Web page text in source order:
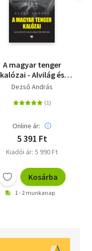
A magyar tenger
kalózai - Alvilág és
felvilág a Balaton
Dezső András
Online ár:
5 391 Ft
Kiadói ár: 5 990 Ft
Kosárba
1 - 2 munkanap